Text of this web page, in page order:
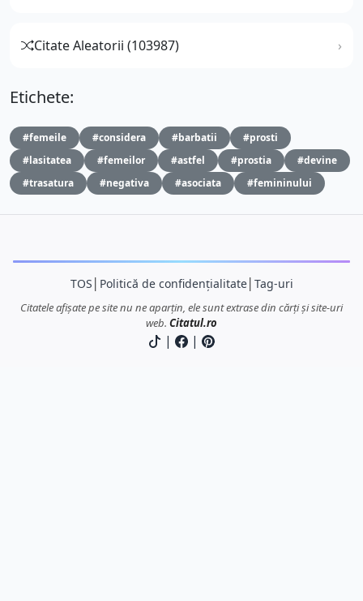
Citate Aleatorii (103987)
Etichete:
#femeile #considera #barbatii
#prosti
#lasitatea
#femeilor #astfel #prostia
#devine
#trasatura
#negativa #asociata #femininului
TOS Politică de confidențialitate│ Tag-uri
Citatele afișate pe site nu ne aparțin, ele sunt extrase din cărți și site-uri
web. Citatul.ro
| |